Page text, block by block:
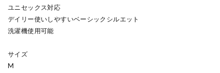
ユニセックス対応
デイリー使いしやすいベーシックシルエット
洗濯機使用可能
サイズ
M